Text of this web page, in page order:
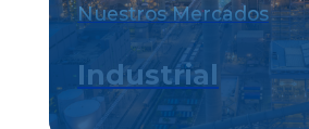
Nuestros Mercados
Industrial